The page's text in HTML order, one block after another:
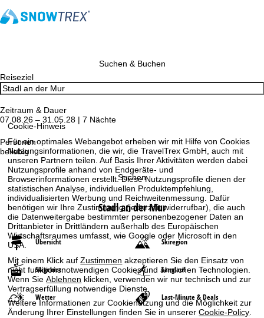
Cookie-Hinweis
Für ein optimales Webangebot erheben wir mit Hilfe von Cookies
Nutzungsinformationen, die wir, die TravelTrex GmbH, auch mit
unseren Partnern teilen. Auf Basis Ihrer Aktivitäten werden dabei
Nutzungsprofile anhand von Endgeräte- und
Browserinformationen erstellt. Diese Nutzungsprofile dienen der
statistischen Analyse, individuellen Produktempfehlung,
individualisierten Werbung und Reichweitenmessung. Dafür
benötigen wir Ihre Zustimmung (jederzeit widerrufbar), die auch
die Datenweitergabe bestimmter personenbezogener Daten an
Drittanbieter in Drittländern außerhalb des Europäischen
Wirtschaftsraumes umfasst, wie Google oder Microsoft in den
USA.
Mit einem Klick aufZustimmen akzeptieren Sie den Einsatz von
nicht funktionsnotwendigen Cookies und ähnlichen Technologien.
Wenn SieAblehnen klicken, verwenden wir nur technisch und zur
Vertragserfüllung notwendige Dienste.
Weitere Informationen zur Cookienutzung und die Möglichkeit zur
Änderung Ihrer Einstellungen finden Sie in unsererCookie-Policy.
Suchen & Buchen
Reiseziel
Zeitraum & Dauer
07.08.26 – 31.05.28 | 7 Nächte
Personen
beliebig
Suchen
Stadl an der Mur
Übersicht Skiregion
Skigebiet Langlauf
Wetter Last-Minute & Deals